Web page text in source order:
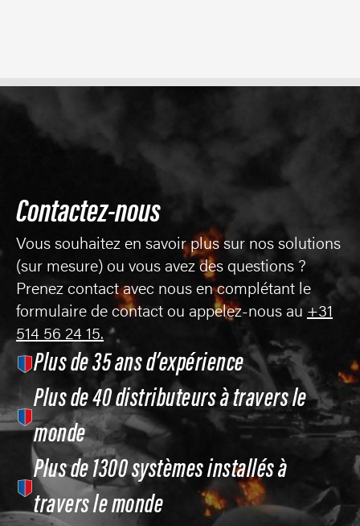
Contactez-nous
Vous souhaitez en savoir plus sur nos solutions
(sur mesure) ou vous avez des questions ?
Prenez contact avec nous en complétant le
formulaire de contact ou appelez-nous au +31
514 56 24 15.
Plus de 35 ans d’expérience
Plus de 40 distributeurs à travers le
monde
Plus de 1300 systèmes installés à
travers le monde